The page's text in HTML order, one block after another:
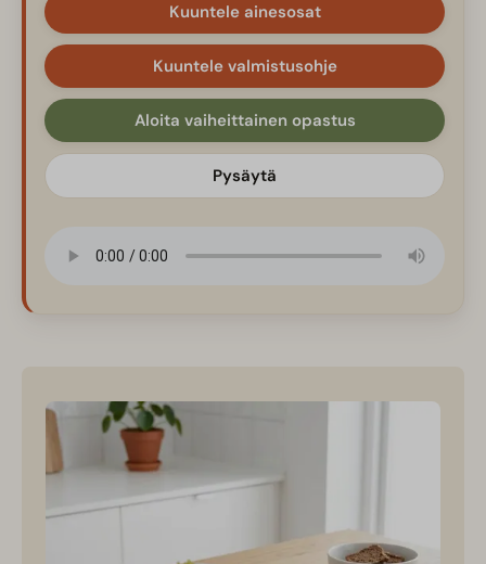
Kuuntele ainesosat
Kuuntele valmistusohje
Aloita vaiheittainen opastus
Pysäytä